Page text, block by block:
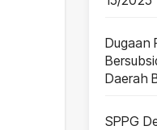
Dugaan
Daerah
SPPG